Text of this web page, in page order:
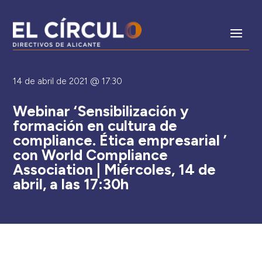
14 de abril de 2021 @ 17:30
Webinar ‘Sensibilización y
formación en cultura de
compliance. Ética empresarial ’
con World Compliance
Association | Miércoles, 14 de
abril, a las 17:30h